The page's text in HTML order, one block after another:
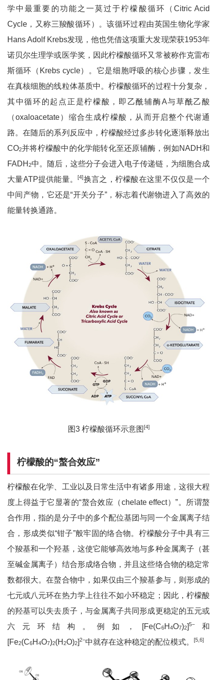
学中最重要的功能之一莫过于柠檬酸循环（Citric Acid
Cycle，又称三羧酸循环）。该循环过程由英国生物化学家
Hans Adolf Krebs发现，他也凭借这项重大发现荣获1953年
诺贝尔生理学或医学奖，因此柠檬酸循环又常被称作克雷布
斯循环（Krebs cycle）。它是细胞呼吸的核心步骤，发生
在真核细胞的线粒体基质中。柠檬酸循环的过程十分复杂，
其中循环的起点正是柠檬酸，即乙酰辅酶A与草酰乙酸
（oxaloacetate）缩合生成柠檬酸，从而开启整个代谢通
路。在随后的系列反应中，柠檬酸经过多步转化逐渐释放出
CO2并将柠檬酸中的化学能转化至还原辅酶，例如NADH和
FADH 2中。随后，这些分子会进入电子传递链，为细胞合成
大量ATP提供能量。[4]换言之，柠檬酸在这里不仅仅是一个
中间产物，它还是“开关分子”，标志着代谢物进入了高效的
能量转换通路。
图3 柠檬酸循环示意图 [4]
柠檬酸的“螯合效应”
柠檬酸在化学、工业以及日常生活中有诸多用途，这很大程
度上得益于它显著的“螯合效应（chelate effect）”。所谓螯
合作用，指的是分子中的多个配位基团与同一个金属离子结
合，形成类似“钳子”般牢固的络合物。柠檬酸分子中具有三
个羧基和一个羟基，这使它能够高效地与多种金属离子（甚
至碱金属离子）结合形成络合物，并且这些络合物的稳定常
数都很大。在螯合物中，如果仅由三个羧基参与，则形成的
七元或八元环在热力学上往往不如小环稳定；因此，柠檬酸
的羟基可以失去质子，与金属离子共同形成更稳定的五元或
六元环结构。例如，[Fe(C6H4O7)2]5−
和
[Fe2(C6H 4O7)2(H 2O)2]2−中就存在这种稳定的配位模式。 [5,6]